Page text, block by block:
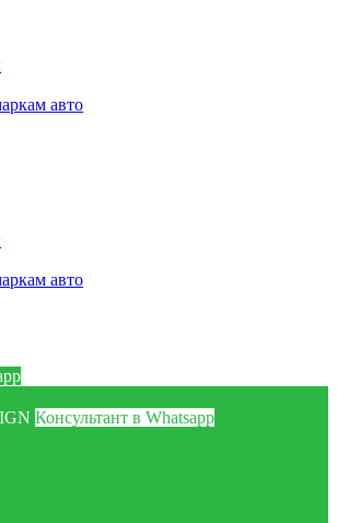
авто
авто
Консультант в Whatsapp